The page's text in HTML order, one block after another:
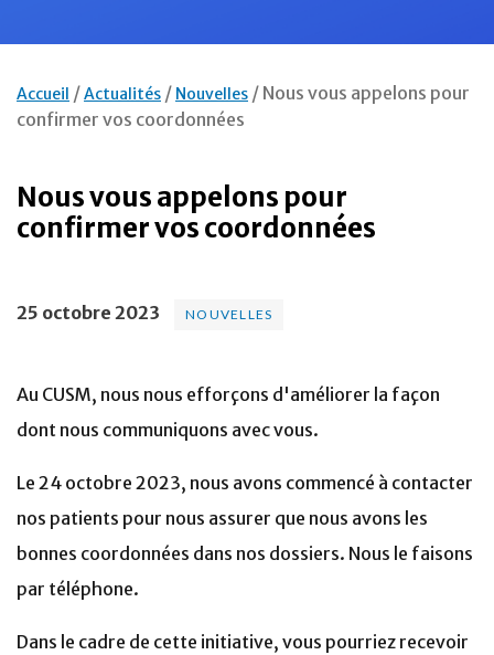
Accueil Actualités Nouvelles
Nous vous appelons pour
confirmer vos coordonnées
Nous vous appelons pour
confirmer vos coordonnées
25 octobre 2023 NOUVELLES
Au CUSM, nous nous efforçons d'améliorer la façon
dont nous communiquons avec vous.
Le 24 octobre 2023, nous avons commencé à contacter
nos patients pour nous assurer que nous avons les
bonnes coordonnées dans nos dossiers. Nous le faisons
par téléphone.
Dans le cadre de cette initiative, vous pourriez recevoir